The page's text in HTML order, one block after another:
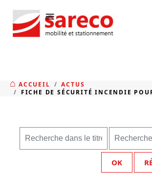
≡
ACCUEIL
ACTUS
FICHE DE SÉCURITÉ INCENDIE
OK